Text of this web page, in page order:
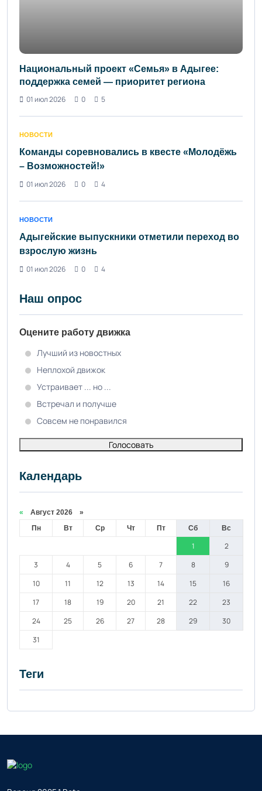
Национальный проект «Семья» в Адыгее:
поддержка семей — приоритет региона
01 июл 2026
0 5
НОВОСТИ
Команды соревновались в квесте «Молодёжь
– Возможностей!»
01 июл 2026
0 4
НОВОСТИ
Адыгейские выпускники отметили переход во
взрослую жизнь
01 июл 2026
0 4
Наш опрос
Оцените работу движка
Лучший из новостных
Неплохой движок
Устраивает ... но ...
Встречал и получше
Совсем не понравился
Голосовать
Календарь
« Август 2026 »
Пн
Вт Ср Чт Пт Сб Вс
1
2
3
4 5 6 7 8
9
10
11 12 13 14 15
16
17
18 19 20 21 22
23
24
25 26 27 28 29
30
31
Теги